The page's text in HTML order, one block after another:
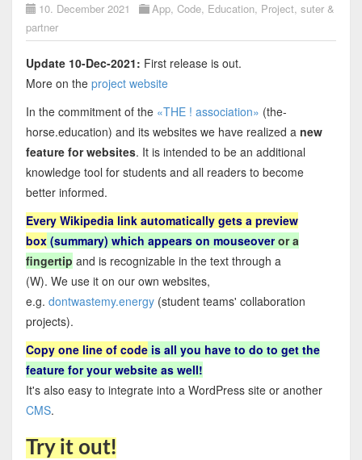
10. December 2021 App, Code, Education, Project, suter &
partner
Update 10-Dec-2021: First release is out.
More on the project website
In the commitment of the «THE ! association» (the-
horse.education) and its websites we have realized a new
feature for websites. It is intended to be an additional
knowledge tool for students and all readers to become
better informed.
Every Wikipedia link automatically gets a preview
box(summary) which appears on mouseoveror a
fingertip and is recognizable in the text through a
(W). We use it on our own websites,
e.g. dontwastemy.energy(student teams' collaboration
projects).
Copy one line of codeis all you have to do to get the
feature for your website as well!
It's also easy to integrate into a WordPress site or another
CMS.
Try it out!